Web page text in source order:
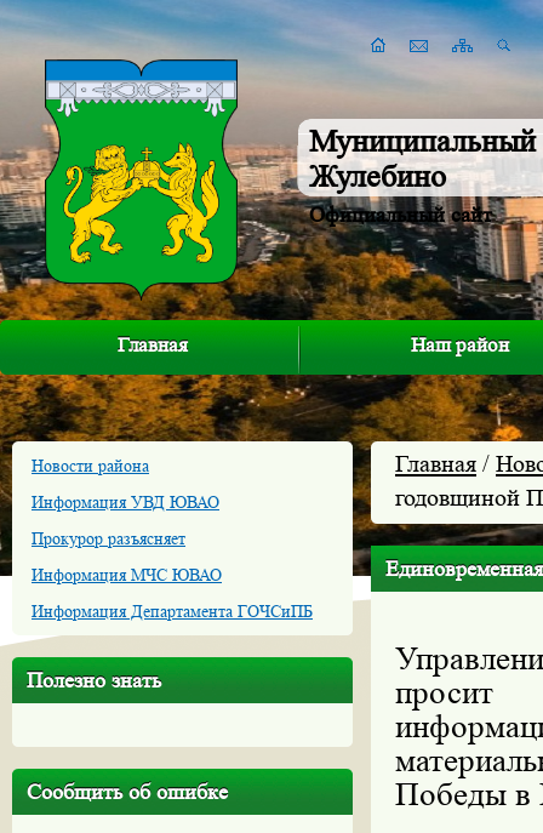
Муниципальный
Жулебино
Официальный сайт
Главная Наш район
Новости района
Информация УВД ЮВАО
Прокурор разъясняет
Информация МЧС ЮВАО
Информация Департамента ГОЧСиПБ
Полезно знать
Сообщить об ошибке
Главная /
годовщиной
просит
Победы в